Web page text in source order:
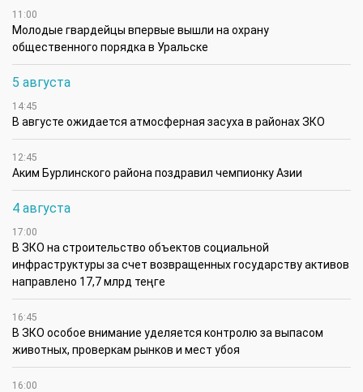
11:00
Молодые гвардейцы впервые вышли на охрану
общественного порядка в Уральске
5 августа
14:45
В августе ожидается атмосферная засуха в районах ЗКО
12:45
Аким Бурлинского района поздравил чемпионку Азии
4 августа
17:00
В ЗКО на строительство объектов социальной
инфраструктуры за счет возвращенных государству активов
направлено 17,7 млрд теңге
16:45
В ЗКО особое внимание уделяется контролю за выпасом
животных, проверкам рынков и мест убоя
16:00